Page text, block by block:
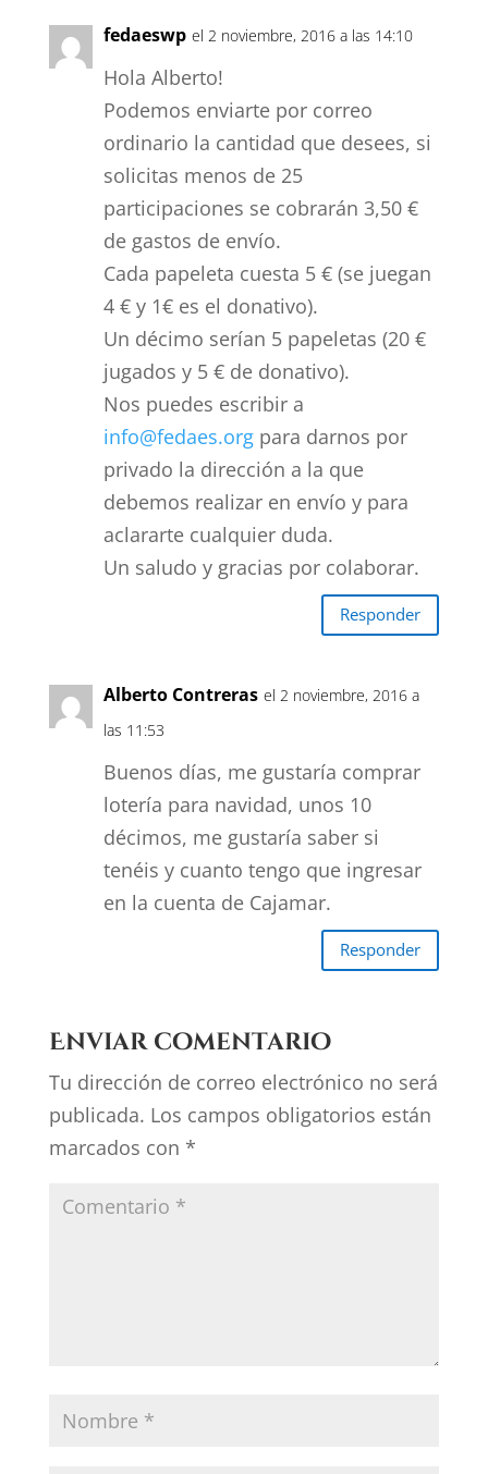
o
k
n
m
fedaeswp el 2 noviembre, 2016 a las 14:10
Hola Alberto!
Podemos enviarte por correo
ordinario la cantidad que desees, si
solicitas menos de 25
participaciones se cobrarán 3,50 €
de gastos de envío.
Cada papeleta cuesta 5 € (se juegan
4 € y 1€ es el donativo).
Un décimo serían 5 papeletas (20 €
jugados y 5 € de donativo).
Nos puedes escribir a
info@fedaes.orgpara darnos por
privado la dirección a la que
debemos realizar en envío y para
aclararte cualquier duda.
Un saludo y gracias por colaborar.
Responder
Alberto Contreras el 2 noviembre, 2016 a
las 11:53
Buenos días, me gustaría comprar
lotería para navidad, unos 10
décimos, me gustaría saber si
tenéis y cuanto tengo que ingresar
en la cuenta de Cajamar.
Responder
Enviar comentario
Tu dirección de correo electrónico no será
publicada. Los campos obligatorios están
marcados con *